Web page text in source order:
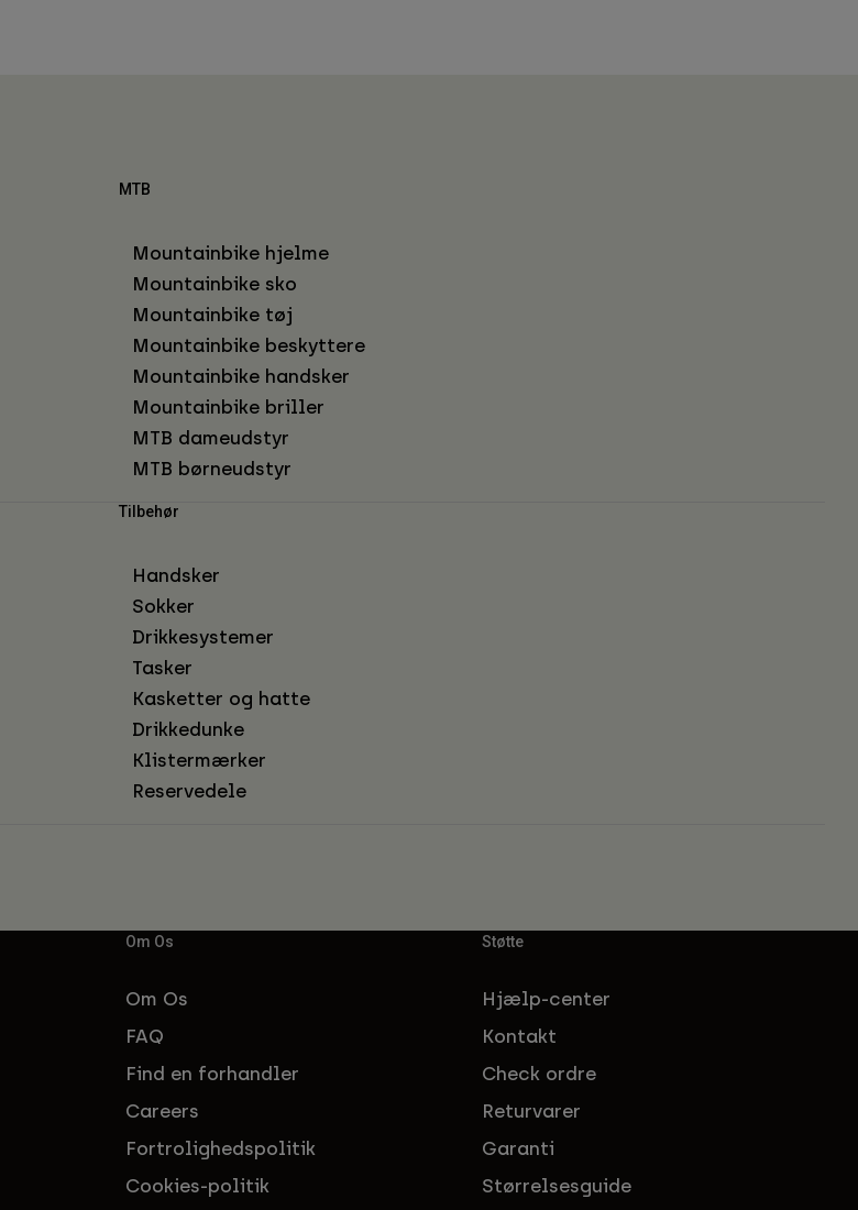
MTB
Mountainbike hjelme
Mountainbike sko
Mountainbike tøj
Mountainbike beskyttere
Mountainbike handsker
Mountainbike briller
MTB dameudstyr
MTB børneudstyr
Tilbehør
Handsker
Sokker
Drikkesystemer
Tasker
Kasketter og hatte
Drikkedunke
Klistermærker
Reservedele
Om Os
Om Os
FAQ
Find en forhandler
Careers
Fortrolighedspolitik
Cookies-politik
Støtte
Hjælp-center
Kontakt
Check ordre
Returvarer
Garanti
Størrelsesguide